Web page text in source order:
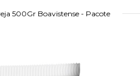
500Gr Boavistense - Pacote